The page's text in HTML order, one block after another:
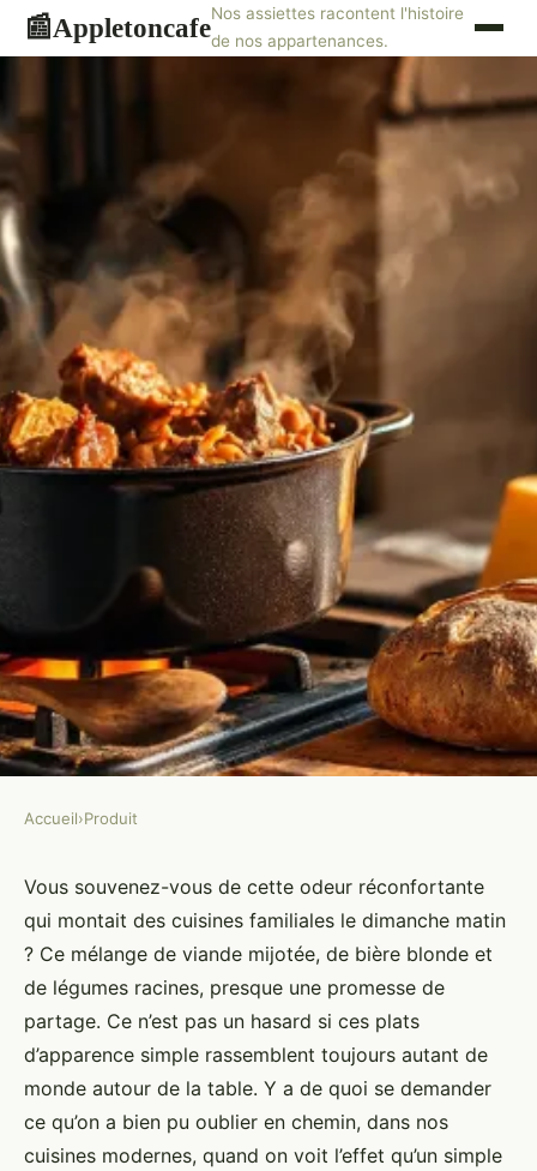
📰AppletoncafeNos assiettes racontent l'histoire
de nos appartenances.
Top recettes savoureuses avec
joues de porc et bière
Amable•08/04/2026 08:58•12 min de lecture
Accueil›Produit
Vous souvenez-vous de cette odeur réconfortante
qui montait des cuisines familiales le dimanche matin
? Ce mélange de viande mijotée, de bière blonde et
de légumes racines, presque une promesse de
partage. Ce n’est pas un hasard si ces plats
d’apparence simple rassemblent toujours autant de
monde autour de la table. Y a de quoi se demander
ce qu’on a bien pu oublier en chemin, dans nos
cuisines modernes, quand on voit l’effet qu’un simple